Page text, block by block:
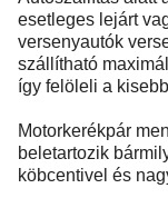
esetleges lejárt
versenyautók
szállítható
így felöleli a
Motorkerékpár
beletartozik
köbcentivel és